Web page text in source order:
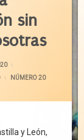
sin
14
CATEGORÍAS:
NÚMERO 20
y León,